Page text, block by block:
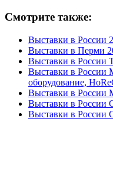
Смотрите также:
Выставки в России
Выставки в Перми
Выставки в России
Выставки в России
оборудование,
Выставки в России
Выставки в России
Выставки в России